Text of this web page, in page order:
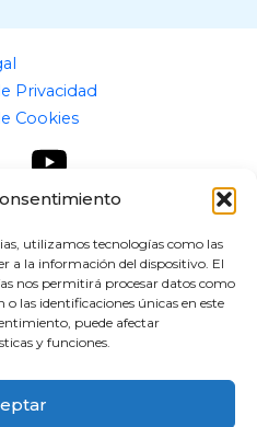
utilizamos tecnologías como las
a la información del dispositivo. El
nos permitirá procesar datos como
las identificaciones únicas en este
puede afectar
y funciones.
Privacidad
Cookies
2026 flipaz.es
by flipaz.es